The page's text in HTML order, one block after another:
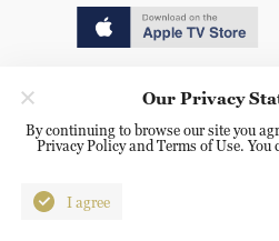
京
Our Privacy
By continuing to browse our site you
Privacy Policy and Terms of Use.
I agree